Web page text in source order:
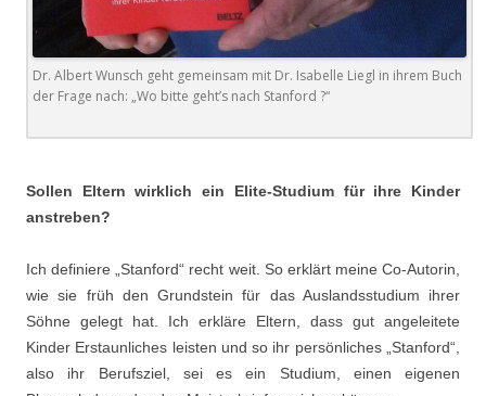
Dr. Albert Wunsch geht gemeinsam mit Dr. Isabelle Liegl in ihrem Buch
der Frage nach: „Wo bitte geht’s nach Stanford ?“
Sollen Eltern wirklich ein Elite-Studium für ihre Kinder
anstreben?
Ich definiere „Stanford“ recht weit. So erklärt meine Co-Autorin,
wie sie früh den Grundstein für das Auslandsstudium ihrer
Söhne gelegt hat. Ich erkläre Eltern, dass gut angeleitete
Kinder Erstaunliches leisten und so ihr persönliches „Stanford“,
also ihr Berufsziel, sei es ein Studium, einen eigenen